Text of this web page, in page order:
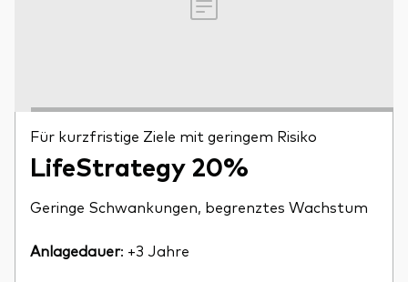
Für kurzfristige Ziele mit geringem Risiko
LifeStrategy 20%
Geringe Schwankungen, begrenztes Wachstum
Anlagedauer: +3 Jahre